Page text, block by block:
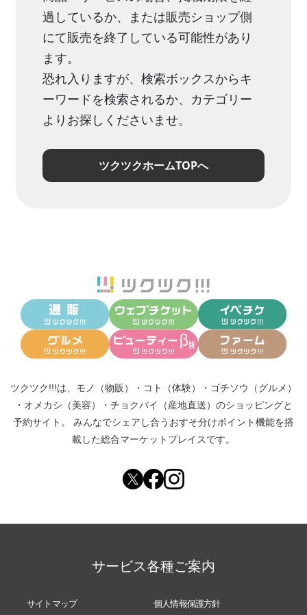
過しているか、または販売ショップ側
にて販売を終了している可能性があり
ます。
恐れ入りますが、検索ボックスからキ
ーワードを検索されるか、カテゴリー
よりお探しくださいませ。
ツクツクホームTOPへ
ツクツク!!!は、 モノ（物販） ・ コト（体験） ・ ゴチソウ（グルメ）
・ オメカシ（美容） ・ チョクバイ（産地直送） のショッピングと
予約サイト。
みんなでシェアし合う おすそ分けポイント機能を搭
載した総合マーケットプレイスです。
サービス各種ご案内
サイトマップ 個人情報保護方針